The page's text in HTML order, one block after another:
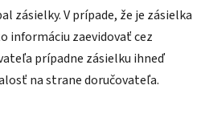
zásielky. V prípade, že je zásielka
informáciu zaevidovať cez
prípadne zásielku ihneď
na strane doručovateľa.